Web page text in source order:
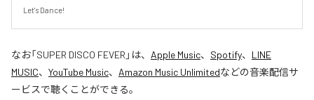
Let's Dance!
なお「SUPER DISCO FEVER 」は、 Apple Music、 Spotify、 LINE
MUSIC、 YouTube Music、 Amazon Music Unlimitedなどの音楽配信サ
ービスで聴くことができる。